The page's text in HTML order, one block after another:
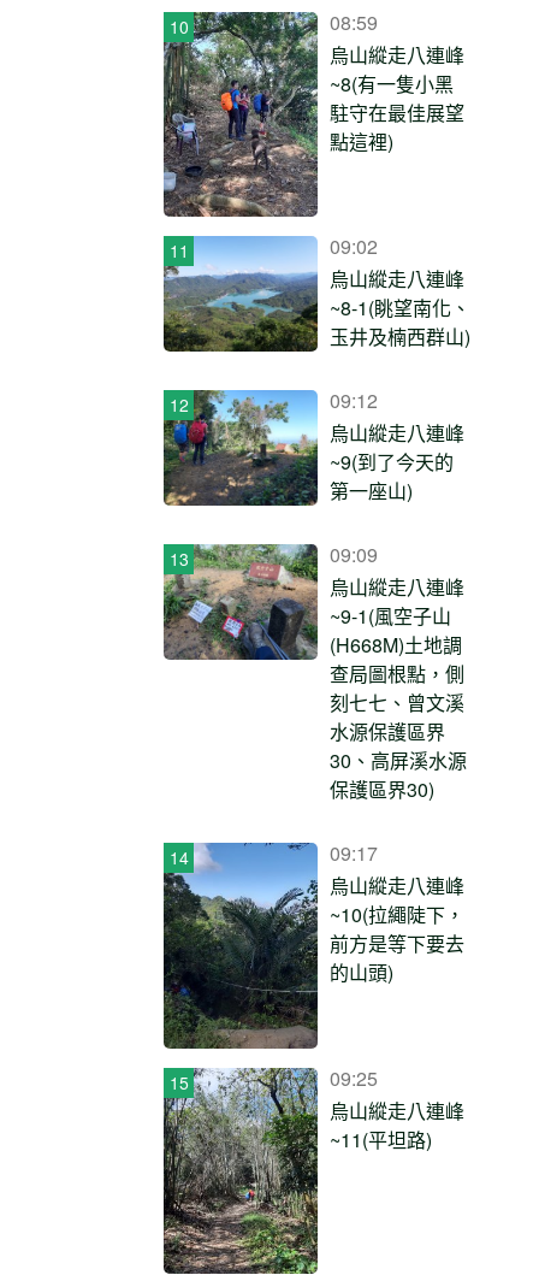
08:59
烏山縱走八連峰
~8(有一隻小黑
駐守在最佳展望
點這裡)
09:02
烏山縱走八連峰
~8-1(眺望南化、
玉井及楠西群山)
09:12
烏山縱走八連峰
~9(到了今天的
第一座山)
09:09
烏山縱走八連峰
~9-1(風空子山
(H668M)土地調
查局圖根點，側
刻七七、曾文溪
水源保護區界
30、高屏溪水源
保護區界30)
09:17
烏山縱走八連峰
~10(拉繩陡下，
前方是等下要去
的山頭)
09:25
烏山縱走八連峰
~11(平坦路)